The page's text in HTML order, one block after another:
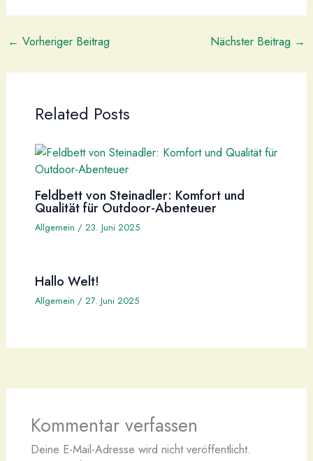
← Vorheriger Beitrag Nächster Beitrag →
Related Posts
Feldbett von Steinadler: Komfort und
Qualität für Outdoor-Abenteuer
Allgemein / 23. Juni 2025
Hallo Welt!
Allgemein / 27. Juni 2025
Kommentar verfassen
Deine E-Mail-Adresse wird nicht veröffentlicht.